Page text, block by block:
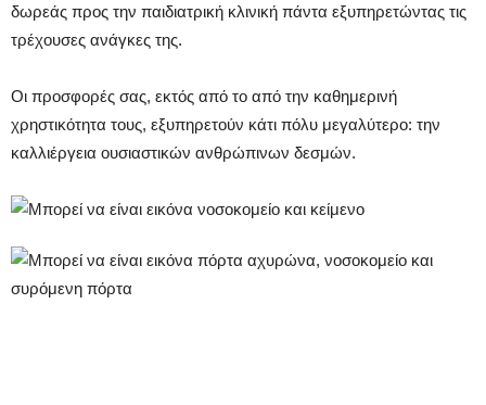
δωρεάς προς την παιδιατρική κλινική πάντα εξυπηρετώντας τις
τρέχουσες ανάγκες της.
Οι προσφορές σας, εκτός από το από την καθημερινή
χρηστικότητα τους, εξυπηρετούν κάτι πόλυ μεγαλύτερο: την
καλλιέργεια ουσιαστικών ανθρώπινων δεσμών.